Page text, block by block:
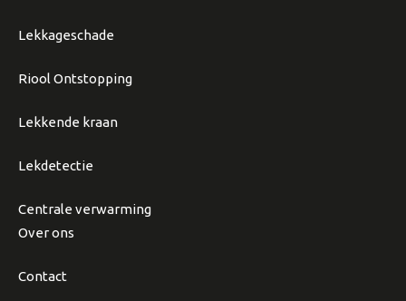
Lekkageschade
Riool Ontstopping
Lekkende kraan
Lekdetectie
Centrale verwarming
Over ons
Contact